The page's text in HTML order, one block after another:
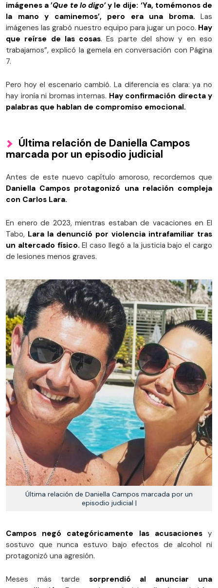
imágenes a ’Que te lo digo’y le dije: ‘Ya, tomémonos de
la mano y caminemos’, pero era una broma. Las
imágenes las grabó nuestro equipo para jugar un poco. Hay
que reírse de las cosas. Es parte del show y en eso
trabajamos”, explicó la gemela en conversación con Página
7.
Pero hoy el escenario cambió. La diferencia es clara: ya no
hay ironía ni bromas internas. Hay confirmación directa y
palabras que hablan de compromiso emocional.
Última relación de Daniella Campos
marcada por un episodio judicial
Antes de este nuevo capítulo amoroso, recordemos que
Daniella Campos protagonizó una relación compleja
con Carlos Lara.
En enero de 2023, mientras estaban de vacaciones en El
Tabo, Lara la denunció por violencia intrafamiliar tras
un altercado físico. El caso llegó a la justicia bajo el cargo
de lesiones menos graves.
Última relación de Daniella Campos marcada por un
episodio judicial |
Campos negó categóricamente las acusacionesy
sostuvo que nunca estuvo bajo efectos de alcohol ni
protagonizó una agresión.
Meses más tarde sorprendió al anunciar una